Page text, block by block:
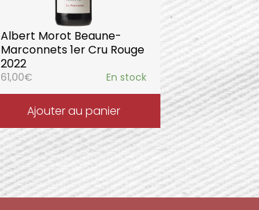
Albert Morot Beaune-
Marconnets 1er Cru Rouge
2022
61,00€ En stock
Ajouter au panier